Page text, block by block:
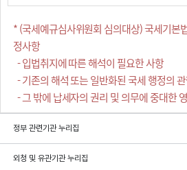
* (국세예규심사위원회 심의대상) 국세기본
정사항
- 입법취지에 따른 해석이 필요한 사항
- 기존의 해석 또는 일반화된 국세 행정의
- 그 밖에 납세자의 권리 및 의무에 중대한
정부 관련기관 누리집
외청 및 유관기관 누리집